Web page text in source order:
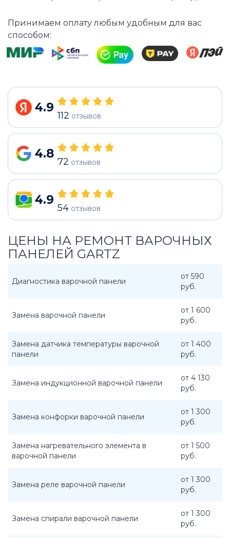
Принимаем оплату любым удобным для вас
способом:
4.9
112 отзывов
4.8
72 отзывов
4.9
54 отзывов
ЦЕНЫ НА РЕМОНТ ВАРОЧНЫХ
ПАНЕЛЕЙ GARTZ
Диагностика варочной панели
от 590
руб.
Замена варочной панели
от 1 600
руб.
Замена датчика температуры варочной
панели
от 1 400
руб.
Замена индукционной варочной панели
от 4 130
руб.
Замена конфорки варочной панели
от 1 300
руб.
Замена нагревательного элемента в
варочной панели
от 1 500
руб.
Замена реле варочной панели
от 1 300
руб.
Замена спирали варочной панели
от 1 300
руб.